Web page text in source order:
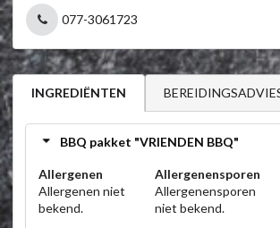
077-3061723
INGREDIËNTEN
BBQ pakket "VRIENDEN BBQ"
Allergenen
Allergenen niet
bekend.
Allergenensporen
Allergenensporen
niet bekend.